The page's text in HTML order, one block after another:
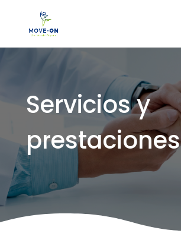
Servicios y
prestaciones